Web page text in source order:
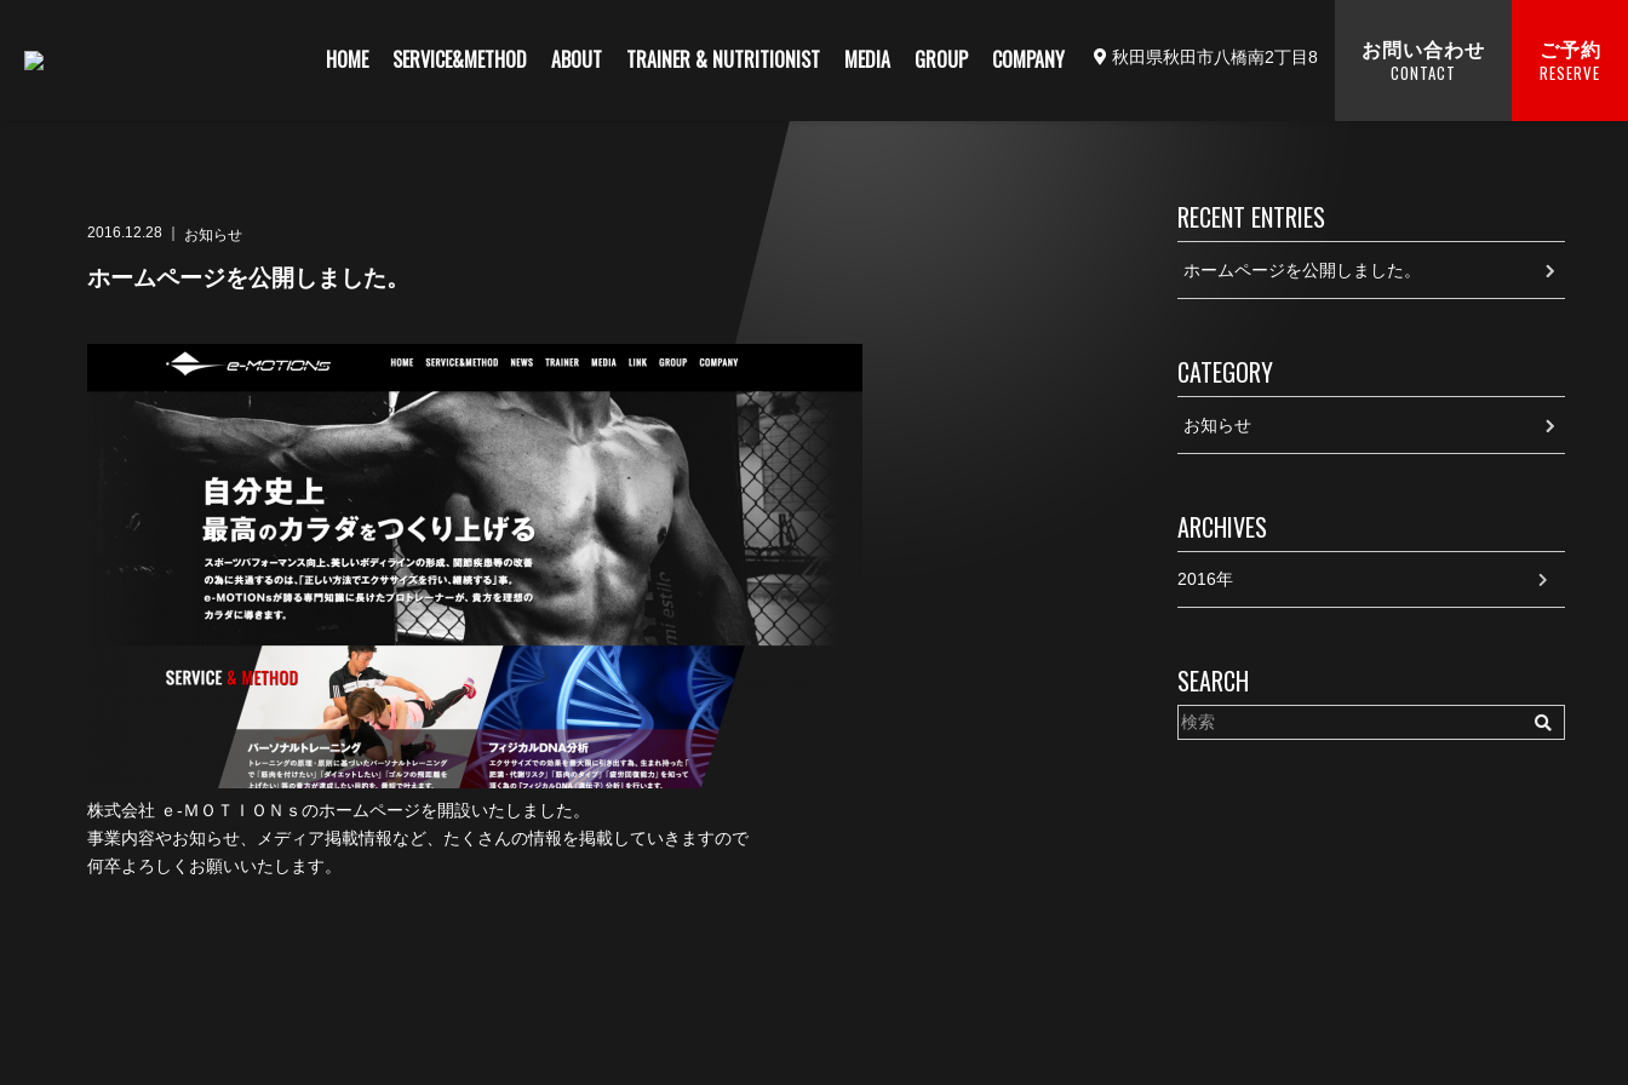
HOME SERVICE&METHOD ABOUT TRAINER & NUTRITIONIST MEDIA GROUP COMPANY 秋田県秋田市八橋南2丁目8 お問い合わせ
CONTACT
ご予約
RESERVE
NEWS
2016.12.28 ｜ お知らせ
ホームページを公開しました。
株式会社 ｅ‐ＭＯＴＩＯＮｓのホームページを開設いたしました。
事業内容やお知らせ、メディア掲載情報など、たくさんの情報を掲載していきますので
何卒よろしくお願いいたします。
RECENT ENTRIES
ホームページを公開しました。
CATEGORY
お知らせ
ARCHIVES
2016年
SEARCH